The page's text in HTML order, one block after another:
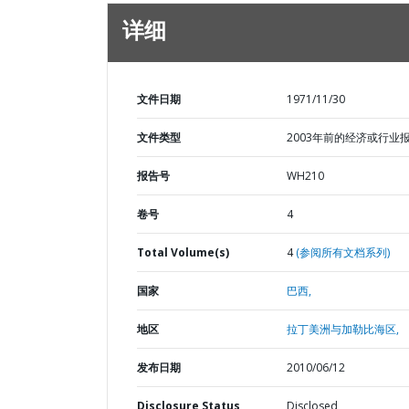
详细
文件日期 1971/11/30
文件类型 2003年前的经济或行业
报告号 WH210
卷号 4
Total Volume(s) 4(参阅所有文档系列)
国家 巴西,
地区 拉丁美洲与加勒比海区,
发布日期 2010/06/12
Disclosure Status Disclosed